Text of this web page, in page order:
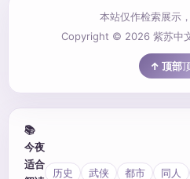
本站仅作检索展示
Copyright © 2026 紫苏中
📚
今夜
适合
历史 武侠 都市 同人